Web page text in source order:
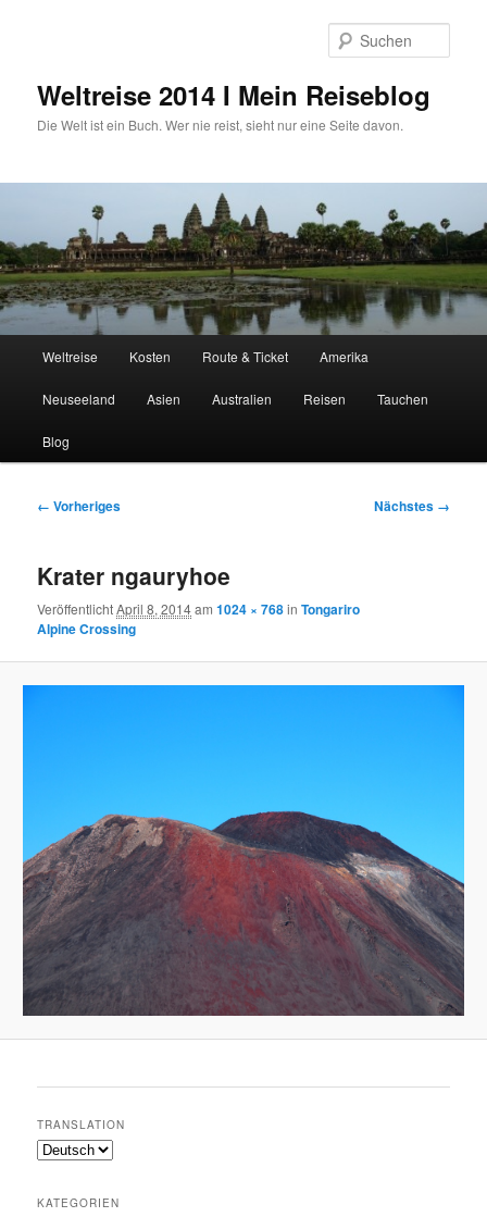
Weltreise 2014 I Mein Reiseblog
Die Welt ist ein Buch. Wer nie reist, sieht nur eine Seite davon.
Weltreise Kosten Route & Ticket Amerika
Neuseeland Asien Australien Reisen Tauchen
Blog
Bilder-
← Vorheriges Nächstes →
Krater ngauryhoe
VeröffentlichtApril 8, 2014am1024 × 768inTongariro
Alpine Crossing
TRANSLATION
KATEGORIEN